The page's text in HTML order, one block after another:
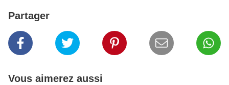
Partager
Vous aimerez aussi